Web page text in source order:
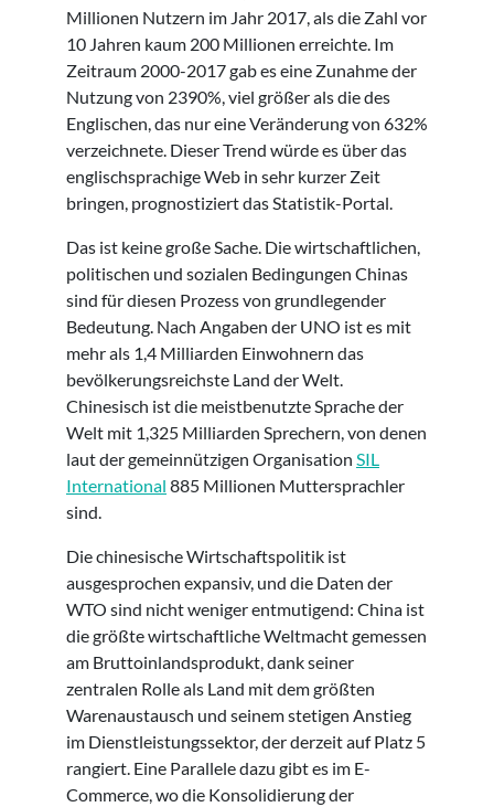
Millionen Nutzern im Jahr 2017, als die Zahl vor
10 Jahren kaum 200 Millionen erreichte. Im
Zeitraum 2000-2017 gab es eine Zunahme der
Nutzung von 2390%, viel größer als die des
Englischen, das nur eine Veränderung von 632%
verzeichnete. Dieser Trend würde es über das
englischsprachige Web in sehr kurzer Zeit
bringen, prognostiziert das Statistik-Portal.
Das ist keine große Sache. Die wirtschaftlichen,
politischen und sozialen Bedingungen Chinas
sind für diesen Prozess von grundlegender
Bedeutung. Nach Angaben der UNO ist es mit
mehr als 1,4 Milliarden Einwohnern das
bevölkerungsreichste Land der Welt.
Chinesisch ist die meistbenutzte Sprache der
Welt mit 1,325 Milliarden Sprechern, von denen
laut der gemeinnützigen Organisation SIL
International 885 Millionen Muttersprachler
sind.
Die chinesische Wirtschaftspolitik ist
ausgesprochen expansiv, und die Daten der
WTO sind nicht weniger entmutigend: China ist
die größte wirtschaftliche Weltmacht gemessen
am Bruttoinlandsprodukt, dank seiner
zentralen Rolle als Land mit dem größten
Warenaustausch und seinem stetigen Anstieg
im Dienstleistungssektor, der derzeit auf Platz 5
rangiert. Eine Parallele dazu gibt es im E-
Commerce, wo die Konsolidierung der